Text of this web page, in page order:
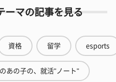
ーマの記事を見る
資格 留学 esports
あの子の、就活"ノート"